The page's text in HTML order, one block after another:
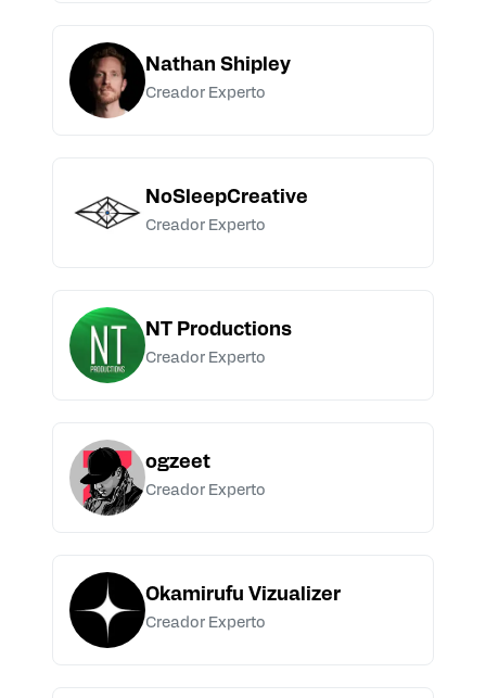
Nathan Shipley
Creador Experto
NoSleepCreative
Creador Experto
NT Productions
Creador Experto
ogzeet
Creador Experto
Okamirufu Vizualizer
Creador Experto